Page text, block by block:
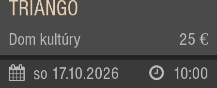
TRIANGO
Dom kultúry 25 €
so 17.10.2026 10:00